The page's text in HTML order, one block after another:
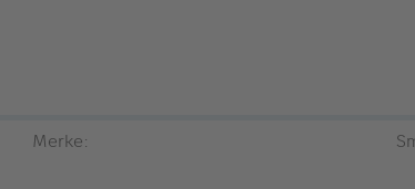
Merke: